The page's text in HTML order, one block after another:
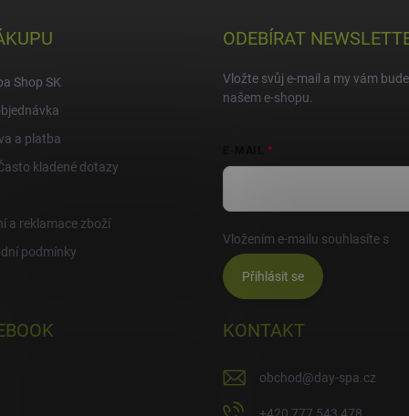
Shop SK
a platba
kladené dotazy
a reklamace zboží
podmínky
ODEBÍRAT
Vložte svůj e-mail a my vám
našem e-shopu.
Vložením e-mailu souhlasíte s
Přihlásit se
KONTAKT
obchod@day-spa.cz
+420 777 543 478